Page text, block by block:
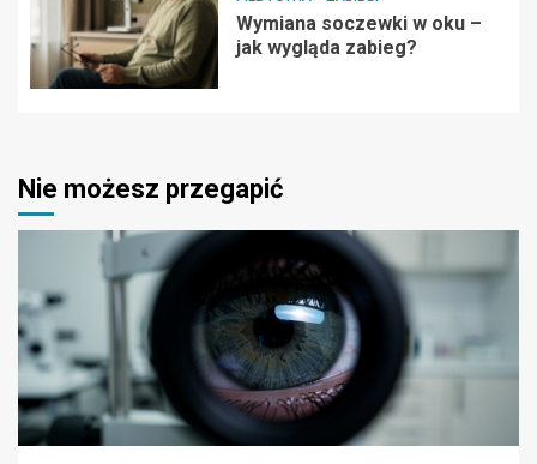
Wymiana soczewki w oku –
jak wygląda zabieg?
Nie możesz przegapić